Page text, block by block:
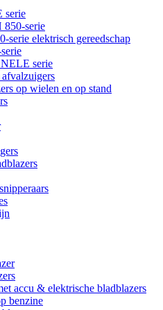
serie
serie
serie elektrisch gereedschap
serie
op wielen en op stand
accu & elektrische bladblazers
benzine